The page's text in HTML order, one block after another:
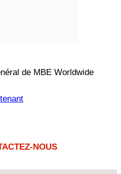
de MBE Worldwide
NOUS